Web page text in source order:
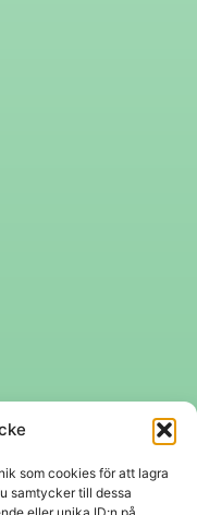
som cookies för att lagra
samtycker till dessa